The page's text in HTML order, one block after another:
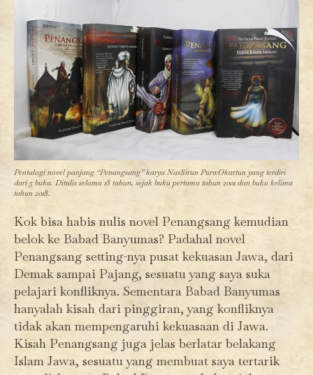
Pentalogi novel panjang “Penangsang” karya NasSirun PurwOkartun yang terdiri
dari 5 buku. Ditulis selama 18 tahun, sejak buku pertama tahun 2001 dan buku kelima
tahun 2018.
Kok bisa habis nulis novel Penangsang kemudian
belok ke Babad Banyumas? Padahal novel
Penangsang setting-nya pusat kekuasan Jawa, dari
Demak sampai Pajang, sesuatu yang saya suka
pelajari konfliknya. Sementara Babad Banyumas
hanyalah kisah dari pinggiran, yang konfliknya
tidak akan mempengaruhi kekuasaan di Jawa.
Kisah Penangsang juga jelas berlatar belakang
Islam Jawa, sesuatu yang membuat saya tertarik